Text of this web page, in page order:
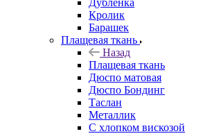
Дубленка
Кролик
Барашек
Плащевая ткань
Назад
Плащевая ткань
Дюспо матовая
Дюспо Бондинг
Таслан
Металлик
С хлопком вискозой